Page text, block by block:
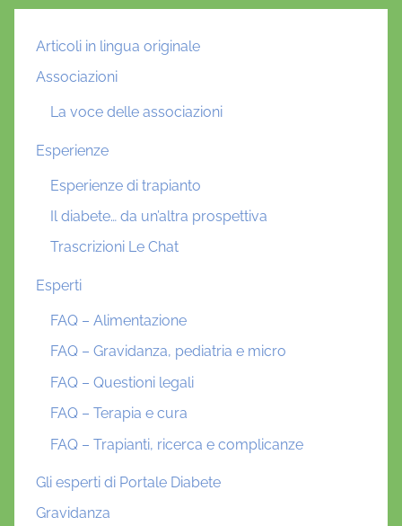
Articoli in lingua originale
Associazioni
La voce delle associazioni
Esperienze
Esperienze di trapianto
Il diabete… da un’altra prospettiva
Trascrizioni Le Chat
Esperti
FAQ – Alimentazione
FAQ – Gravidanza, pediatria e micro
FAQ – Questioni legali
FAQ – Terapia e cura
FAQ – Trapianti, ricerca e complicanze
Gli esperti di Portale Diabete
Gravidanza